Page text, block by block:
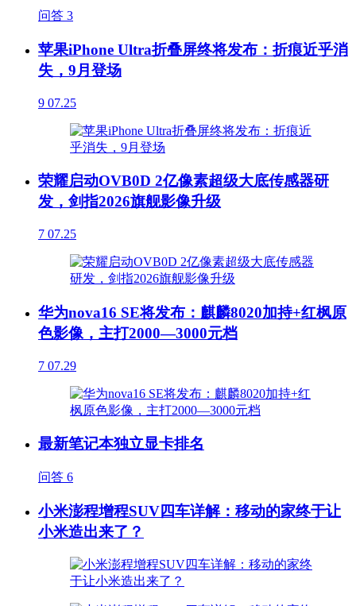
问答 3
苹果iPhone Ultra折叠屏终将发布：折痕近乎消
失，9月登场
9 07.25
荣耀启动OVB0D 2亿像素超级大底传感器研
发，剑指2026旗舰影像升级
7 07.25
华为nova16 SE将发布：麒麟8020加持+红枫原
色影像，主打2000—3000元档
7 07.29
最新笔记本独立显卡排名
问答 6
小米澎程增程SUV四车详解：移动的家终于让
小米造出来了？